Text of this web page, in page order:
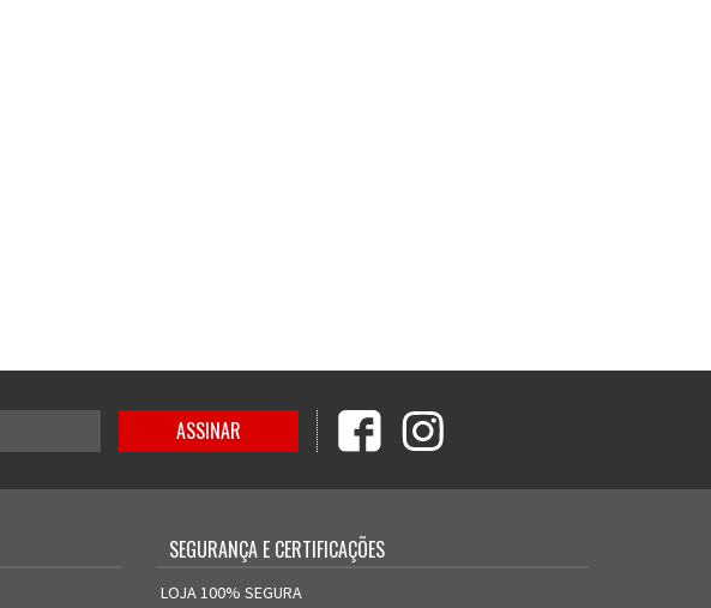
SEGURANÇA E CERTIFICAÇÕES
LOJA 100% SEGURA